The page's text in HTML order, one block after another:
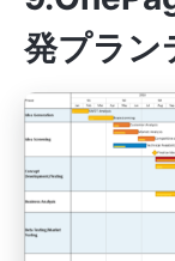
発プラン